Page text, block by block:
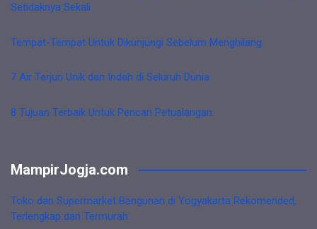
Setidaknya Sekali
Tempat-Tempat Untuk Dikunjungi Sebelum Menghilang
7 Air Terjun Unik dan Indah di Seluruh Dunia
8 Tujuan Terbaik Untuk Pencari Petualangan
MampirJogja.com
Toko dan Supermarket Bangunan di Yogyakarta Rekomended,
Terlengkap dan Termurah